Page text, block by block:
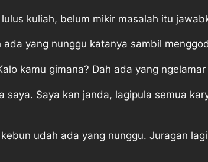
kuliah, belum mikir masalah itu
yang nunggu katanya sambil
kamu gimana? Dah ada yang
saya. Saya kan janda, lagipula semua
udah ada yang nunggu. Juragan